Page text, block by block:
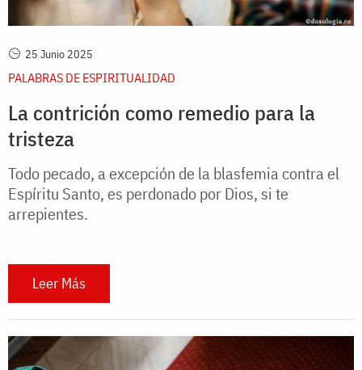
25 Junio 2025
PALABRAS DE ESPIRITUALIDAD
La contrición como remedio para la
tristeza
Todo pecado, a excepción de la blasfemia contra el
Espíritu Santo, es perdonado por Dios, si te
arrepientes.
Leer Más